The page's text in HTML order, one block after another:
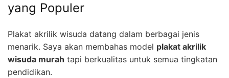
yang Populer
Plakat akrilik wisuda datang dalam berbagai jenis
menarik. Saya akan membahas model plakat akrilik
wisuda murah tapi berkualitas untuk semua tingkatan
pendidikan.